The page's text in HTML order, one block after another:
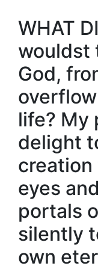
WHAT
wouldst
God,
life? My
delight
creation
eyes
portals
silently
own